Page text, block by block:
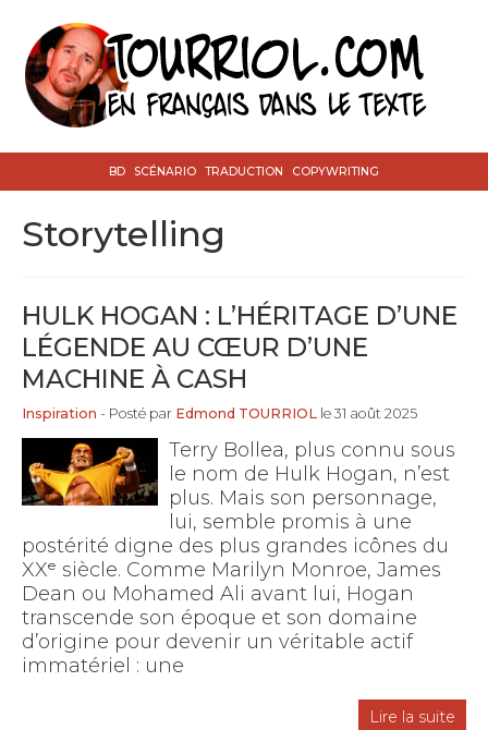
BD SCÉNARIO TRADUCTION COPYWRITING
Storytelling
HULK HOGAN : L’HÉRITAGE D’UNE
LÉGENDE AU CŒUR D’UNE
MACHINE À CASH
Inspiration - Posté par Edmond TOURRIOL le 31 août 2025
Terry Bollea, plus connu sous
le nom de Hulk Hogan, n’est
plus. Mais son personnage,
lui, semble promis à une
postérité digne des plus grandes icônes du
XXᵉ siècle. Comme Marilyn Monroe, James
Dean ou Mohamed Ali avant lui, Hogan
transcende son époque et son domaine
d’origine pour devenir un véritable actif
immatériel : une
Lire la suite